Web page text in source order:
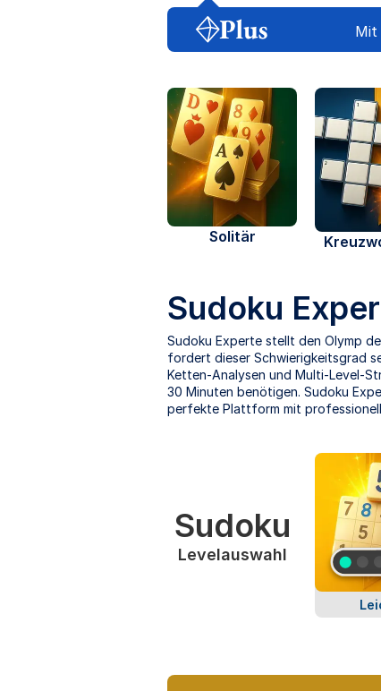
Mit
Solitär
Sudoku
Sudoku Experte stellt den Olymp
fordert dieser Schwierigkeitsgrad
Ketten-Analysen und Multi-Level-
30 Minuten benötigen. Sudoku
perfekte Plattform mit
Sudoku
Levelauswahl